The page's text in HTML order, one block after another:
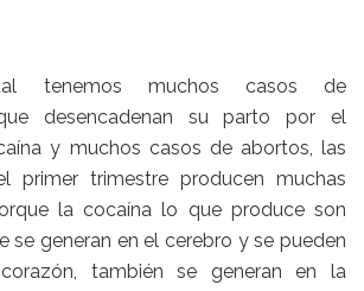
tenemos muchos casos de
desencadenan su parto por el
y muchos casos de abortos, las
primer trimestre producen muchas
la cocaína lo que produce son
se generan en el cerebro y se pueden
también se generan en la